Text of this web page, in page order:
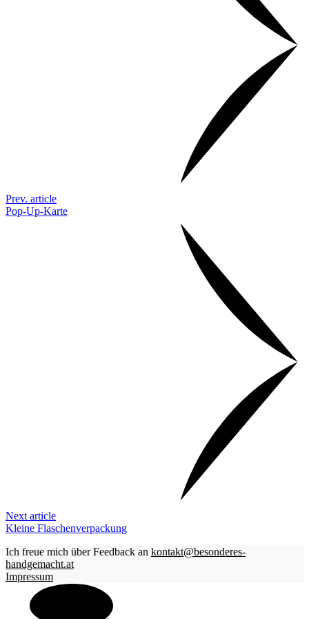
Prev. article
Pop-Up-Karte
Next article
Kleine Flaschenverpackung
Ich freue mich über Feedback an kontakt@besonderes-
handgemacht.at
Impressum